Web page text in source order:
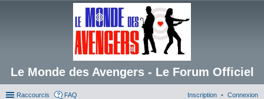
Le Monde des Avengers - Le Forum Officiel
Raccourcis FAQ Connexion
Inscription